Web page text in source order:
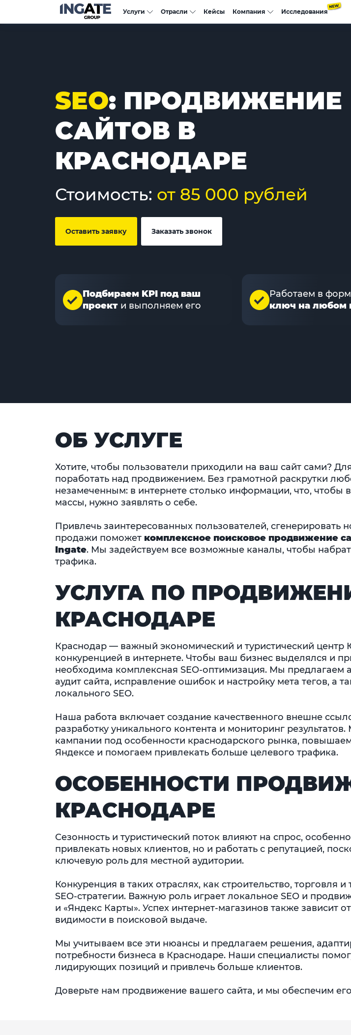
Услуги Отрасли Кейсы Компания Исследования
SEO: ПРОДВИЖЕНИЕ
САЙТОВ В
КРАСНОДАРЕ
Стоимость: от 85 000 рублей
Оставить заявку Заказать звонок
Подбираем KPI под ваш
проект и выполняем его
Работаем в
ключ на любом
ОБ УСЛУГЕ
Хотите, чтобы пользователи приходили на ваш сайт сами?
поработать над продвижением. Без грамотной раскрутки
незамеченным: в интернете столько информации, что, чтобы
массы, нужно заявлять о себе.
Привлечь заинтересованных пользователей, сгенерировать
продажи поможет комплексное поисковое продвижение
Ingate. Мы задействуем все возможные каналы, чтобы
трафика.
УСЛУГА ПО
КРАСНОДАРЕ
Краснодар — важный экономический и туристический центр
конкуренцией в интернете. Чтобы ваш бизнес выделялся и
необходима комплексная SEO-оптимизация. Мы предлагаем
аудит сайта, исправление ошибок и настройку мета тегов, а
локального SEO.
Наша работа включает создание качественного внешне
разработку уникального контента и мониторинг
кампании под особенности краснодарского рынка,
Яндексе и помогаем привлекать больше целевого трафика.
ОСОБЕННОСТИ
КРАСНОДАРЕ
Сезонность и туристический поток влияют на спрос,
привлекать новых клиентов, но и работать с репутацией,
ключевую роль для местной аудитории.
Конкуренция в таких отраслях, как строительство, торговля и
SEO-стратегии. Важную роль играет локальное SEO и
и «Яндекс Карты». Успех интернет-магазинов также зависит
видимости в поисковой выдаче.
Мы учитываем все эти нюансы и предлагаем решения,
потребности бизнеса в Краснодаре. Наши специалисты
лидирующих позиций и привлечь больше клиентов.
Доверьте нам продвижение вашего сайта, и мы обеспечим